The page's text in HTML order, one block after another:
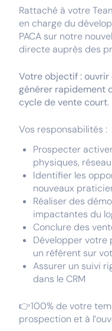
Rattaché à votre
en charge du
PACA sur notre
directe auprès des
Votre objectif :
générer rapidement
cycle de vente court.
Vos responsabilités :
Prospecter
physiques,
Identifier les
nouveaux
Réaliser des
impactantes du
Conclure des
Développer votre
un référent sur
Assurer un suivi
dans le CRM
👉100% de votre
prospection et à